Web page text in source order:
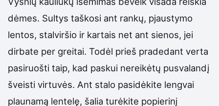
dėmes. Sultys taškosi ant rankų, pjaustymo
lentos, stalviršio ir kartais net ant sienos, jei
dirbate per greitai. Todėl prieš pradedant verta
pasiruošti taip, kad paskui nereikėtų pusvalandį
šveisti virtuvės. Ant stalo pasidėkite lengvai
plaunamą lentelę, šalia turėkite popierinį